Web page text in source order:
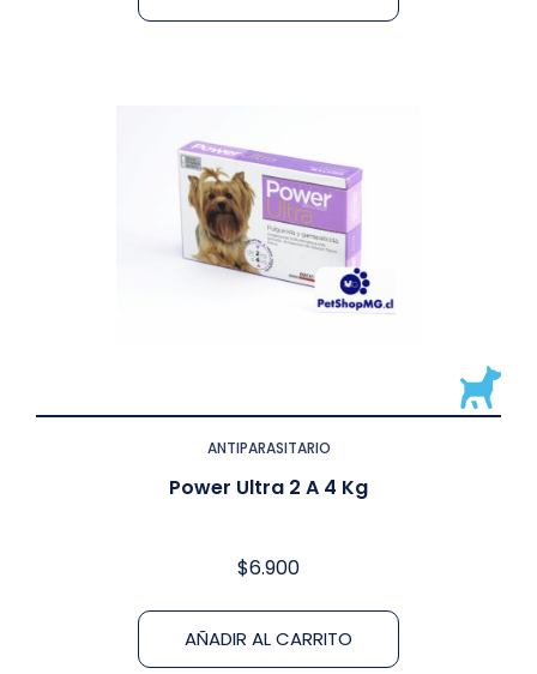
ANTIPARASITARIO
Power Ultra 2 A 4 Kg
$6.900
AÑADIR AL CARRITO